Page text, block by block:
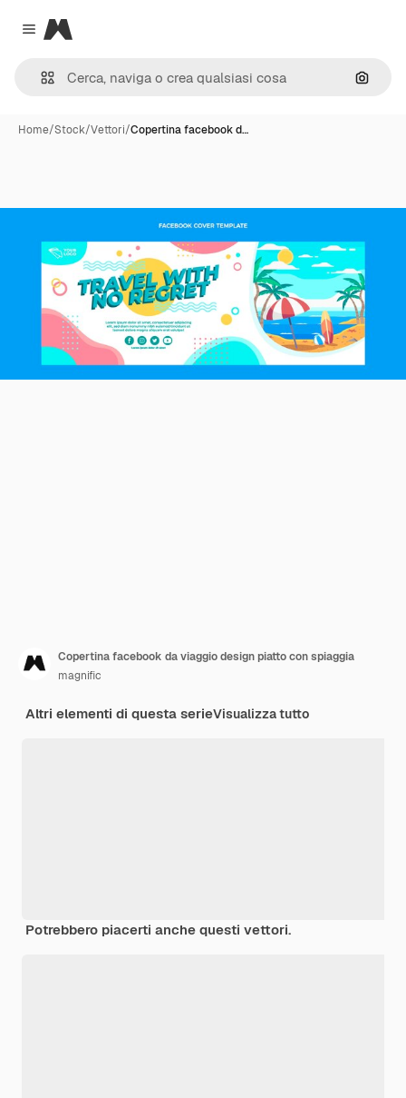
Close menu
Magnific
Cerca
Home/Stock/Vettori/Copertina facebook d…
Copertina facebook da viaggio design piatto con spiaggia
magnific
Altri elementi di questa serieVisualizza tutto
Potrebbero piacerti anche questi vettori.